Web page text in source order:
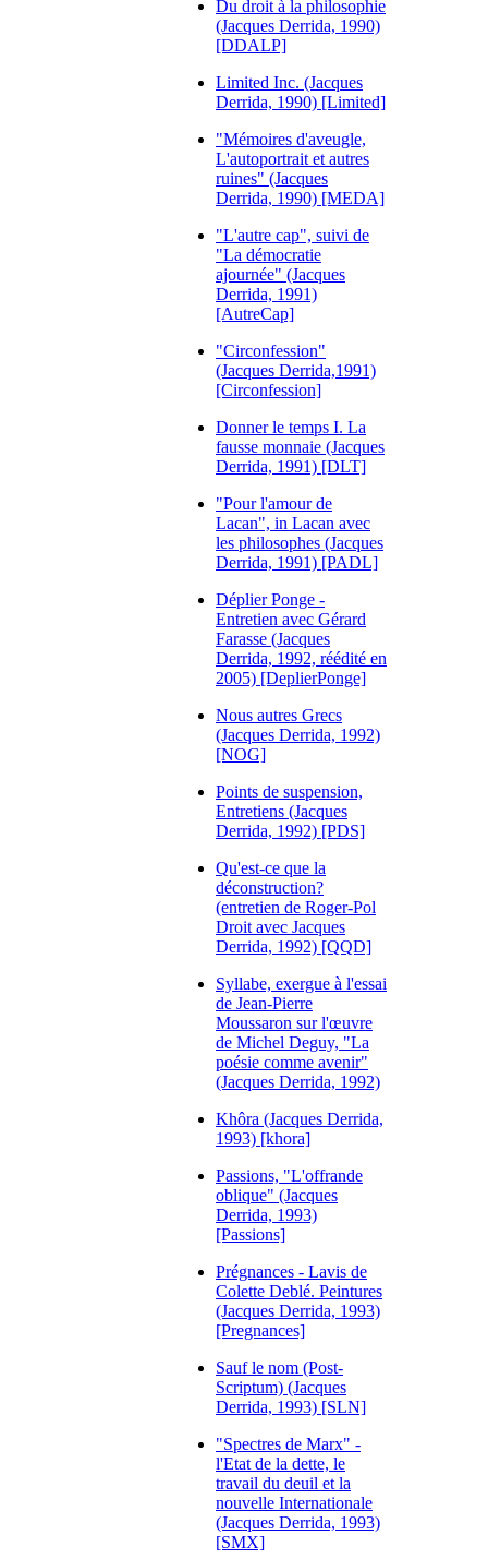
Du droit à la philosophie
(Jacques Derrida, 1990)
[DDALP]
Limited Inc. (Jacques
Derrida, 1990) [Limited]
"Mémoires d'aveugle,
L'autoportrait et autres
ruines" (Jacques
Derrida, 1990) [MEDA]
"L'autre cap", suivi de
"La démocratie
ajournée" (Jacques
Derrida, 1991)
[AutreCap]
"Circonfession"
(Jacques Derrida,1991)
[Circonfession]
Donner le temps I. La
fausse monnaie (Jacques
Derrida, 1991) [DLT]
"Pour l'amour de
Lacan", in Lacan avec
les philosophes (Jacques
Derrida, 1991) [PADL]
Déplier Ponge -
Entretien avec Gérard
Farasse (Jacques
Derrida, 1992, réédité en
2005) [DeplierPonge]
Nous autres Grecs
(Jacques Derrida, 1992)
[NOG]
Points de suspension,
Entretiens (Jacques
Derrida, 1992) [PDS]
Qu'est-ce que la
déconstruction?
(entretien de Roger-Pol
Droit avec Jacques
Derrida, 1992) [QQD]
Syllabe, exergue à l'essai
de Jean-Pierre
Moussaron sur l'œuvre
de Michel Deguy, "La
poésie comme avenir"
(Jacques Derrida, 1992)
Khôra (Jacques Derrida,
1993) [khora]
Passions, "L'offrande
oblique" (Jacques
Derrida, 1993)
[Passions]
Prégnances - Lavis de
Colette Deblé. Peintures
(Jacques Derrida, 1993)
[Pregnances]
Sauf le nom (Post-
Scriptum) (Jacques
Derrida, 1993) [SLN]
"Spectres de Marx" -
l'Etat de la dette, le
travail du deuil et la
nouvelle Internationale
(Jacques Derrida, 1993)
[SMX]